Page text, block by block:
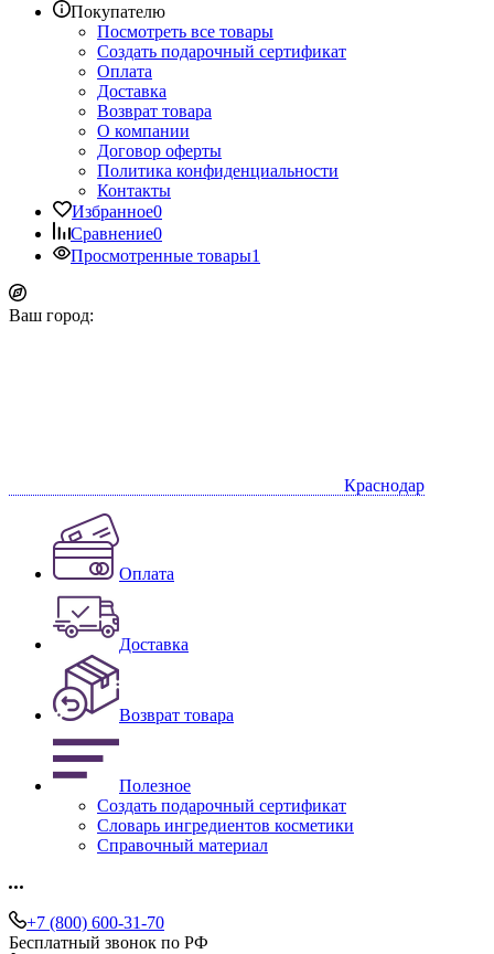
Покупателю
Посмотреть все товары
Создать подарочный сертификат
Оплата
Доставка
Возврат товара
О компании
Договор оферты
Политика конфиденциальности
Контакты
Избранное0
Сравнение0
Просмотренные товары1
Ваш город:
Краснодар
Оплата
Доставка
Возврат товара
Полезное
Создать подарочный сертификат
Словарь ингредиентов косметики
Справочный материал
+7 (800) 600-31-70
Бесплатный звонок по РФ